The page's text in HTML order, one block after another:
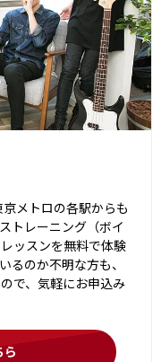
メトロの各駅からも
トレーニング（ボイ
ッスンを無料で体験
るのか不明な方も、
で、気軽にお申込み